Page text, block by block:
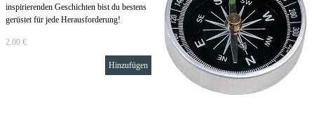
inspirierenden Geschichten bist du bestens
gerüstet für jede Herausforderung!
2.00 €
Hinzufügen